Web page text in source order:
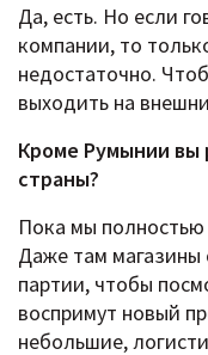
Да, есть. Но если
компании, то
недостаточно.
выходить на
Кроме Румынии вы
страны?
Пока мы
Даже там
партии, чтобы
воспримут новый
небольшие,